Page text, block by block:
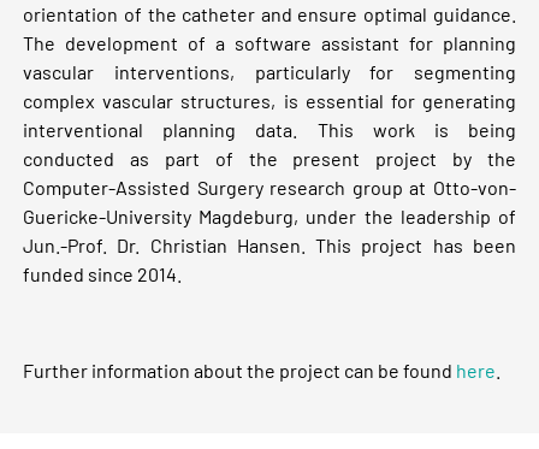
orientation of the catheter and ensure optimal guidance.
The development of a software assistant for planning
vascular interventions, particularly for segmenting
complex vascular structures, is essential for generating
interventional planning data. This work is being
conducted as part of the present project by the
Computer-Assisted Surgery research group at Otto-von-
Guericke-University Magdeburg, under the leadership of
Jun.-Prof. Dr. Christian Hansen. This project has been
funded since 2014.
Further information about the project can be found here